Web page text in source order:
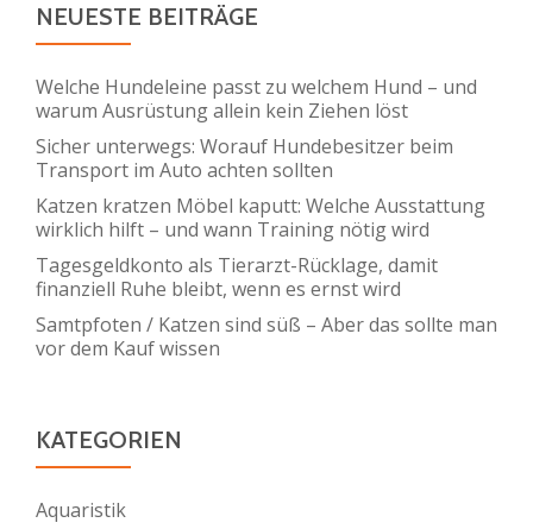
NEUESTE BEITRÄGE
Welche Hundeleine passt zu welchem Hund – und
warum Ausrüstung allein kein Ziehen löst
Sicher unterwegs: Worauf Hundebesitzer beim
Transport im Auto achten sollten
Katzen kratzen Möbel kaputt: Welche Ausstattung
wirklich hilft – und wann Training nötig wird
Tagesgeldkonto als Tierarzt-Rücklage, damit
finanziell Ruhe bleibt, wenn es ernst wird
Samtpfoten / Katzen sind süß – Aber das sollte man
vor dem Kauf wissen
KATEGORIEN
Aquaristik